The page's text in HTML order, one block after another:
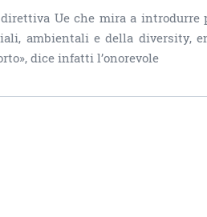
Ue che mira a introdurre
ambientali e della diversity,
dice infatti l’onorevole